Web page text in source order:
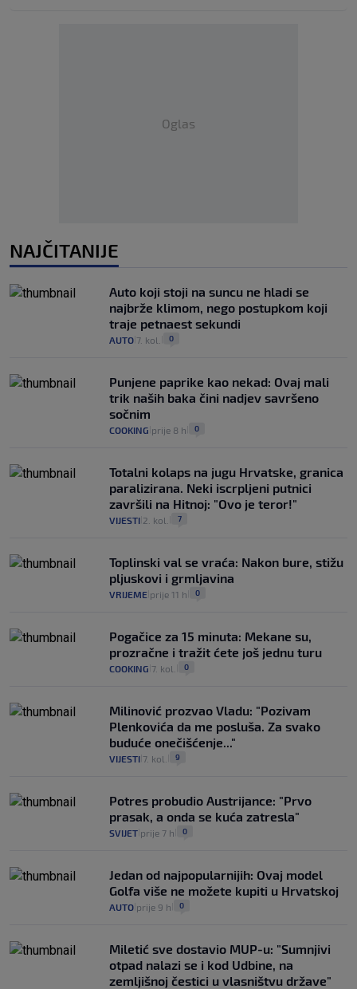
Oglas
NAJČITANIJE
Auto koji stoji na suncu ne hladi se
najbrže klimom, nego postupkom koji
traje petnaest sekundi
AUTO 7. kol. 0
Punjene paprike kao nekad: Ovaj mali
trik naših baka čini nadjev savršeno
sočnim
COOKING prije 8 h 0
Totalni kolaps na jugu Hrvatske, granica
paralizirana. Neki iscrpljeni putnici
završili na Hitnoj: "Ovo je teror!"
VIJESTI 2. kol. 7
Toplinski val se vraća: Nakon bure, stižu
pljuskovi i grmljavina
VRIJEME prije 11 h 0
Pogačice za 15 minuta: Mekane su,
prozračne i tražit ćete još jednu turu
COOKING 7. kol. 0
Milinović prozvao Vladu: "Pozivam
Plenkovića da me posluša. Za svako
buduće onečišćenje..."
VIJESTI 7. kol. 9
Potres probudio Austrijance: "Prvo
prasak, a onda se kuća zatresla"
SVIJET prije 7 h 0
Jedan od najpopularnijih: Ovaj model
Golfa više ne možete kupiti u Hrvatskoj
AUTO prije 9 h 0
Miletić sve dostavio MUP-u: "Sumnjivi
otpad nalazi se i kod Udbine, na
zemljišnoj čestici u vlasništvu države"